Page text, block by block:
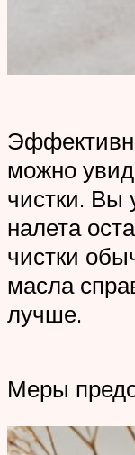
можно
чистки. Вы
налета
чистки
масла
лучше.
Меры